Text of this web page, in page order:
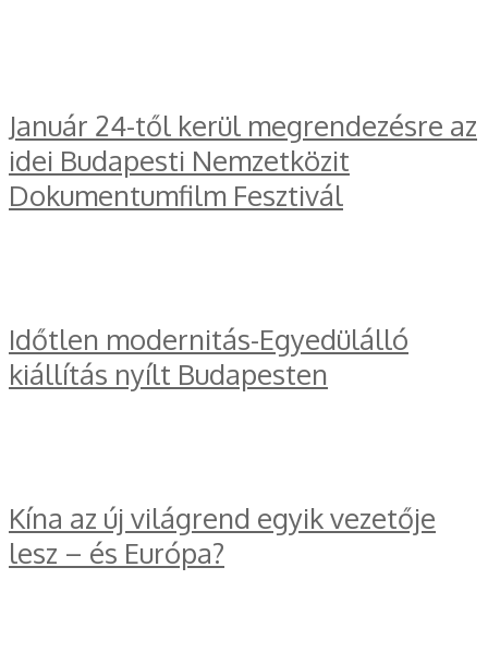
Január 24-től kerül megrendezésre az
idei Budapesti Nemzetközit
Dokumentumfilm Fesztivál
Időtlen modernitás-Egyedülálló
kiállítás nyílt Budapesten
Kína az új világrend egyik vezetője
lesz – és Európa?